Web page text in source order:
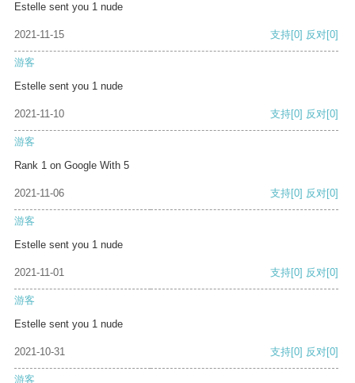
Estelle sent you 1 nude
2021-11-15 支持[0] 反对[0]
游客
Estelle sent you 1 nude
2021-11-10 支持[0] 反对[0]
游客
Rank 1 on Google With 5
2021-11-06 支持[0] 反对[0]
游客
Estelle sent you 1 nude
2021-11-01 支持[0] 反对[0]
游客
Estelle sent you 1 nude
2021-10-31 支持[0] 反对[0]
游客